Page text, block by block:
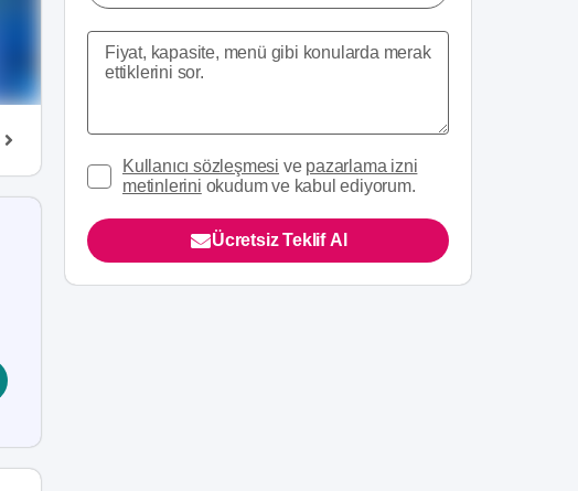
Kullanıcı sözleşmesi ve pazarlama izni
metinlerini okudum ve kabul ediyorum.
Ücretsiz Teklif Al